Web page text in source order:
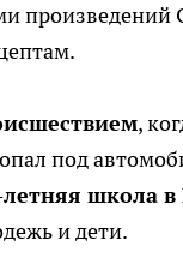
произведений
,
под
летняя школа
и дети.